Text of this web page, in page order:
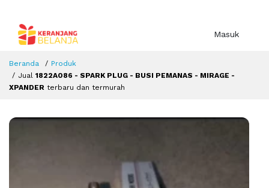
Masuk
Beranda
Produk
Jual 1822A086 - SPARK PLUG - BUSI PEMANAS - MIRAGE -
XPANDER terbaru dan termurah